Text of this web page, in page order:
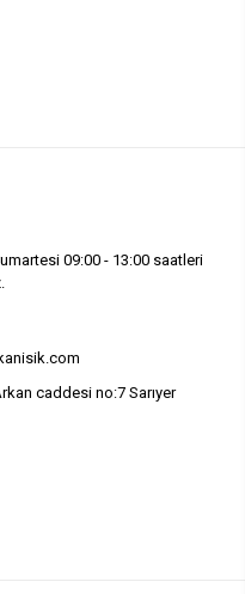
09:00 - 13:00 saatleri
caddesi no:7 Sarıyer